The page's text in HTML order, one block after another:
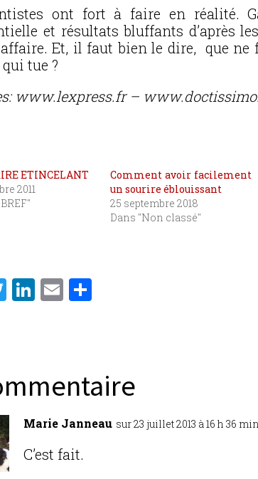
ont fort à faire en réalité.
et résultats bluffants d’après
Et, il faut bien le dire, que ne
tue ?
www.lexpress.fr –
ETINCELANT
2011
Comment avoir facilement
un sourire éblouissant
25 septembre 2018
Dans "Non classé"
T
r
Li
dI
n
E
er
Marie Janneau sur 23 juillet 2013 à 16 h 36 min
C’est fait.